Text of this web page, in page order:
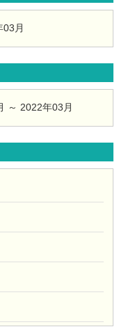
月
～ 2022年03月